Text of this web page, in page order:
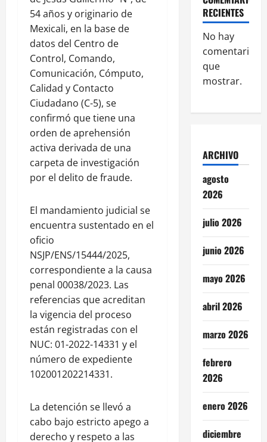
54 años y originario de
Mexicali, en la base de
datos del Centro de
Control, Comando,
Comunicación, Cómputo,
Calidad y Contacto
Ciudadano (C-5), se
confirmó que tiene una
orden de aprehensión
activa derivada de una
carpeta de investigación
por el delito de fraude.
El mandamiento judicial se
encuentra sustentado en el
oficio
NSJP/ENS/15444/2025,
correspondiente a la causa
penal 00038/2023. Las
referencias que acreditan
la vigencia del proceso
están registradas con el
NUC: 01-2022-14331 y el
número de expediente
102001202214331.
La detención se llevó a
cabo bajo estricto apego a
derecho y respeto a las
RECIENTES
No hay
comentarios
que
mostrar.
ARCHIVO
agosto
2026
julio 2026
junio 2026
mayo 2026
abril 2026
marzo 2026
febrero
2026
enero 2026
diciembre